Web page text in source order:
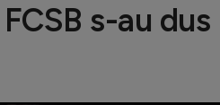
s-au dus